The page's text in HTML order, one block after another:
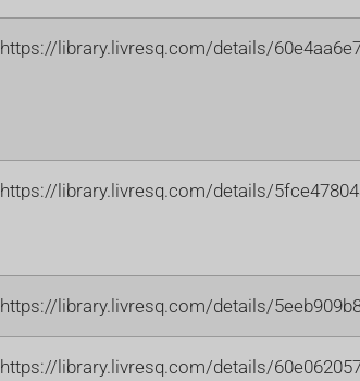
https://library.livresq.com/details/
https://library.livresq.com/details/
https://library.livresq.com/details/
https://library.livresq.com/details/